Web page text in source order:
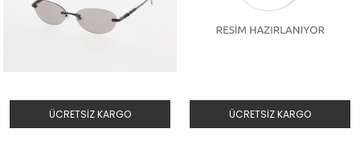
ÜCRETSIZ KARGO ÜCRETSIZ KARGO